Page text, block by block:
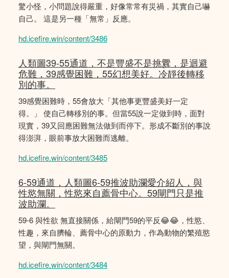
驚小怪，小問題說得嚴重，好像常常有災禍，其實自己嚇
自己。 這是另一種「無常」反應。
hd.icefire.win/content/3486
人類圖39-55通道，不是豐盛不是挑釁，是迴避
危難，39感覺困難，55幻想美好。冷靜後轉移
別的事。
39感覺困難時，55會放大「其他事更豐盛美好一定
得。」 使自己轉移別的事。但當55說一定做到時，面對
現實，39又回應困難無法做到而停下。形成不斷別的事說
得澎湃，眼前事放大困難而逃離。
hd.icefire.win/content/3485
6-59通道，人類圖6-59推波助瀾愛介紹人，與
性慾無關，性慾來自薦骨中心。59閘門只是推
波助瀾。
59-6 與性欲 無直接關係，給閘門59的平反😂😂，性慾、
性趣，來自臍輪、薦骨中心的原動力，作為動物的繁殖慾
望，與閘門無關。
hd.icefire.win/content/3484